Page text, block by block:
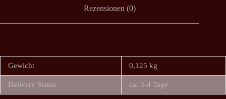
Rezensionen (0)
Gewicht 0,125 kg
Delivery Status ca. 3-4 Tage